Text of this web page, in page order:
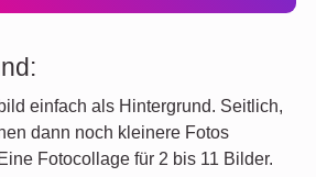
einfach als Hintergrund. Seitlich,
dann noch kleinere Fotos
Fotocollage für 2 bis 11 Bilder.